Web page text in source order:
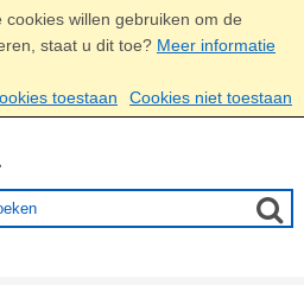
willen gebruiken om de
staat u dit toe? Meer informatie
toestaan
Cookies niet toestaan